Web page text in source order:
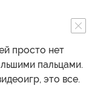
просто нет
пальцами.
это все.